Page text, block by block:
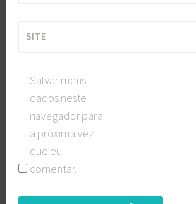
SITE
Salvar meus
dados neste
navegador para
a próxima vez
que eu
comentar.